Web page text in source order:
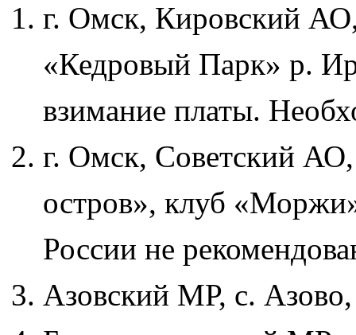
г. Омск, Кировский
«Кедровый Парк» р.
взимание платы.
г. Омск, Советский АО,
остров», клуб
России не
Азовский МР, с.